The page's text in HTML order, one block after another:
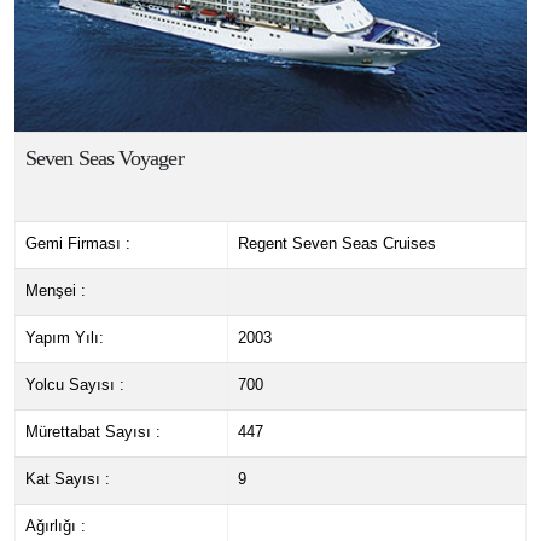
Seven Seas Voyager
Gemi Firması : Regent Seven Seas Cruises
Menşei :
Yapım Yılı: 2003
Yolcu Sayısı : 700
Mürettabat Sayısı : 447
Kat Sayısı : 9
Ağırlığı :